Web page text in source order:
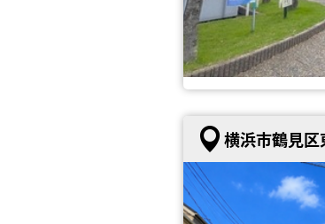
横浜市鶴見